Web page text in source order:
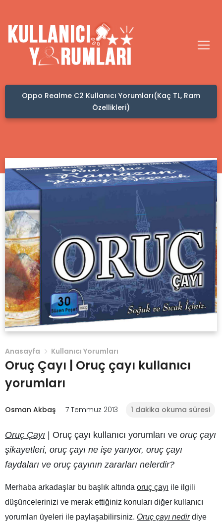
Realme C2 Kullanıcı Yorumları(Kaç TL, Ram
Özellikleri)
Anasayfa Kullanıcı Yorumları
Oruç Çayı | Oruç çayı kullanıcı
yorumları
Osman Akbaş 7 Temmuz 2013 1 dakika okuma süresi
Oruç Çayı Oruç çayı kullanıcı yorumları ve oruç çayı
şikayetleri, oruç çayı ne işe yarıyor, oruç çayı
faydaları ve oruç çayının zararları nelerdir?
Merhaba arkadaşlar bu başlık altında oruç çayı ile ilgili
düşüncelerinizi ve merak ettiğiniz konuları diğer kullanıcı
yorumları üyeleri ile paylaşabilirsiniz. Oruç çayı nedirdiye